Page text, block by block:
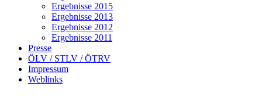
Ergebnisse 2015
Ergebnisse 2013
Ergebnisse 2012
Ergebnisse 2011
Presse
ÖLV / STLV / ÖTRV
Impressum
Weblinks